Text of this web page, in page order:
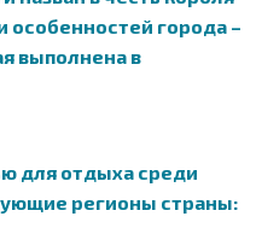
особенностей города –
выполнена в
для отдыха среди
регионы страны: